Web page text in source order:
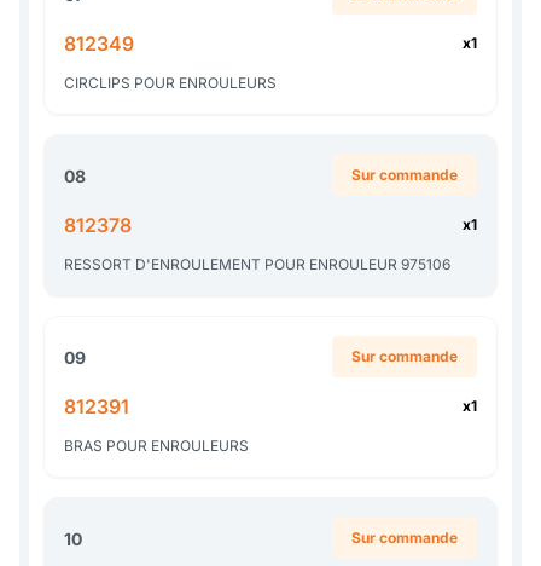
812349 x1
CIRCLIPS POUR ENROULEURS
08 Sur commande
812378 x1
RESSORT D'ENROULEMENT POUR ENROULEUR 975106
09 Sur commande
812391 x1
BRAS POUR ENROULEURS
10 Sur commande